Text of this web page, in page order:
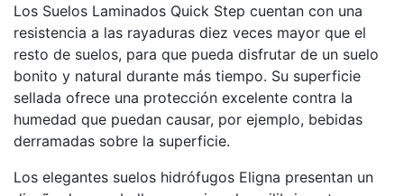
Los Suelos Laminados Quick Step cuentan con una
resistencia a las rayaduras diez veces mayor que el
resto de suelos, para que pueda disfrutar de un suelo
bonito y natural durante más tiempo. Su superficie
sellada ofrece una protección excelente contra la
humedad que puedan causar, por ejemplo, bebidas
derramadas sobre la superficie.
Los elegantes suelos hidrófugos Eligna presentan un